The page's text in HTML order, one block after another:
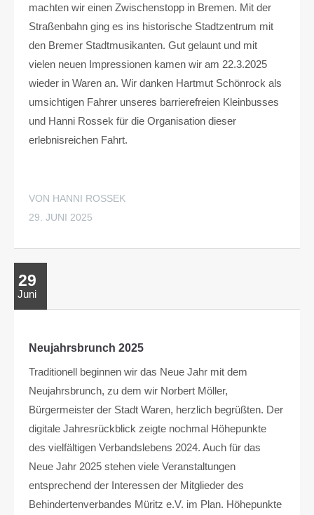
machten wir einen Zwischenstopp in Bremen. Mit der
Straßenbahn ging es ins historische Stadtzentrum mit
den Bremer Stadtmusikanten. Gut gelaunt und mit
vielen neuen Impressionen kamen wir am 22.3.2025
wieder in Waren an. Wir danken Hartmut Schönrock als
umsichtigen Fahrer unseres barrierefreien Kleinbusses
und Hanni Rossek für die Organisation dieser
erlebnisreichen Fahrt.
VON HANNI ROSSEK
29. JUNI 2025
29
Juni
Neujahrsbrunch 2025
Traditionell beginnen wir das Neue Jahr mit dem
Neujahrsbrunch, zu dem wir Norbert Möller,
Bürgermeister der Stadt Waren, herzlich begrüßten. Der
digitale Jahresrückblick zeigte nochmal Höhepunkte
des vielfältigen Verbandslebens 2024. Auch für das
Neue Jahr 2025 stehen viele Veranstaltungen
entsprechend der Interessen der Mitglieder des
Behindertenverbandes Müritz e.V. im Plan. Höhepunkte